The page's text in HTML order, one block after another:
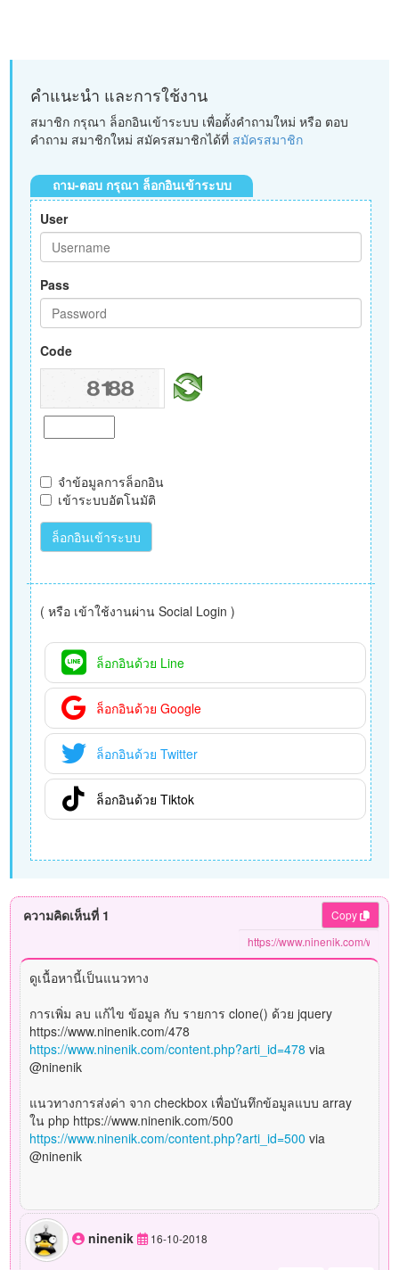
คำแนะนำ และการใช้งาน
สมาชิก กรุณา ล็อกอินเข้าระบบ เพื่อตั้งคำถามใหม่ หรือ ตอบ
คำถาม สมาชิกใหม่ สมัครสมาชิกได้ที่ สมัครสมาชิก
ถาม-ตอบ กรุณา ล็อกอินเข้าระบบ
User
Pass
Code
จำข้อมูลการล็อกอิน
เข้าระบบอัตโนมัติ
ล็อกอินเข้าระบบ
( หรือ เข้าใช้งานผ่าน Social Login )
ล็อกอินด้วย Line
ล็อกอินด้วย Google
ล็อกอินด้วย Twitter
ล็อกอินด้วย Tiktok
ความคิดเห็นที่ 1 Copy
ดูเนื้อหานี้เป็นแนวทาง
การเพิ่ม ลบ แก้ไข ข้อมูล กับ รายการ clone() ด้วย jquery
https://www.ninenik.com/478
https://www.ninenik.com/content.php?arti_id=478 via
@ninenik
แนวทางการส่งค่า จาก checkbox เพื่อบันทึกข้อมูลแบบ array
ใน php https://www.ninenik.com/500
https://www.ninenik.com/content.php?arti_id=500 via
@ninenik
ninenik 16-10-2018